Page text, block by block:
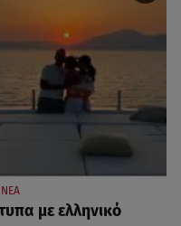
ΝΕΑ
με ελληνικό